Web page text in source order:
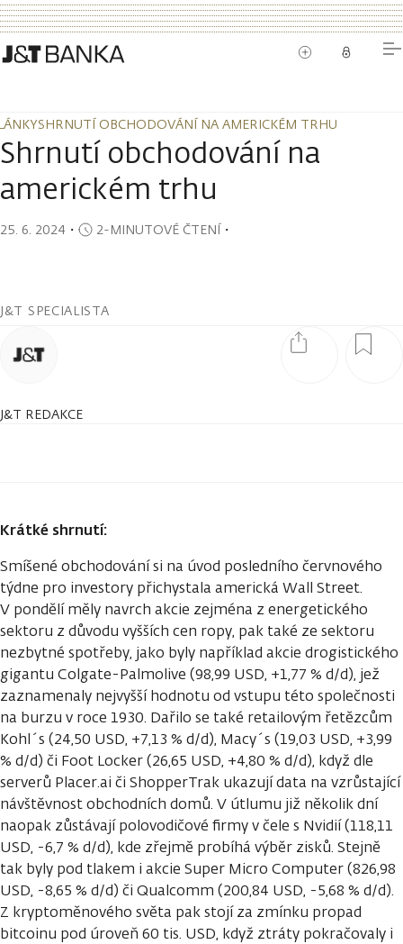
SHRNUTÍ OBCHODOVÁNÍ NA AMERICKÉM TRHU
SHRNUTÍ OBCHODOVÁNÍ NA AMERICKÉM TRHU
Shrnutí obchodování na
americkém trhu
25. 6. 2024 ・ 2-MINUTOVÉ ČTENÍ・
J&T SPECIALISTA
J&T REDAKCE
Krátké shrnutí:
Smíšené obchodování si na úvod posledního červnového
týdne pro investory přichystala americká Wall Street.
V pondělí měly navrch akcie zejména z energetického
sektoru z důvodu vyšších cen ropy, pak také ze sektoru
nezbytné spotřeby, jako byly například akcie drogistického
gigantu Colgate-Palmolive (98,99 USD, +1,77 % d/d), jež
zaznamenaly nejvyšší hodnotu od vstupu této společnosti
na burzu v roce 1930. Dařilo se také retailovým řetězcům
Kohl´s (24,50 USD, +7,13 % d/d), Macy´s (19,03 USD, +3,99
% d/d) či Foot Locker (26,65 USD, +4,80 % d/d), když dle
serverů Placer.ai či ShopperTrak ukazují data na vzrůstající
návštěvnost obchodních domů. V útlumu již několik dní
naopak zůstávají polovodičové firmy v čele s Nvidií (118,11
USD, -6,7 % d/d), kde zřejmě probíhá výběr zisků. Stejně
tak byly pod tlakem i akcie Super Micro Computer (826,98
USD, -8,65 % d/d) či Qualcomm (200,84 USD, -5,68 % d/d).
Z kryptoměnového světa pak stojí za zmínku propad
bitcoinu pod úroveň 60 tis. USD, když ztráty pokračovaly i